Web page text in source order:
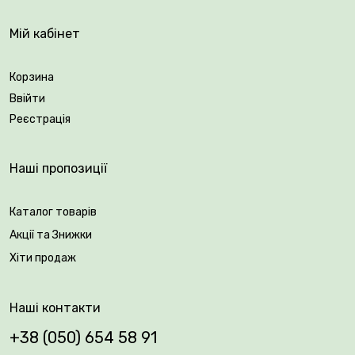
Мій кабінет
Корзина
Ввійти
Реєстрація
Наші пропозиції
Каталог товарів
Акції та Знижки
Хіти продаж
Наші контакти
+38 (050) 654 58 91